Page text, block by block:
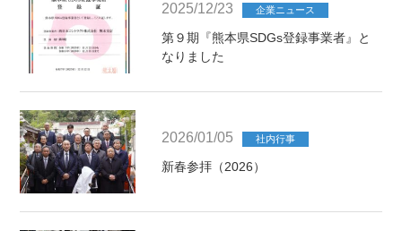
2025/12/23 企業ニュース
第９期『熊本県SDGs登録事業者』と
なりました
2026/01/05 社内行事
新春参拝（2026）